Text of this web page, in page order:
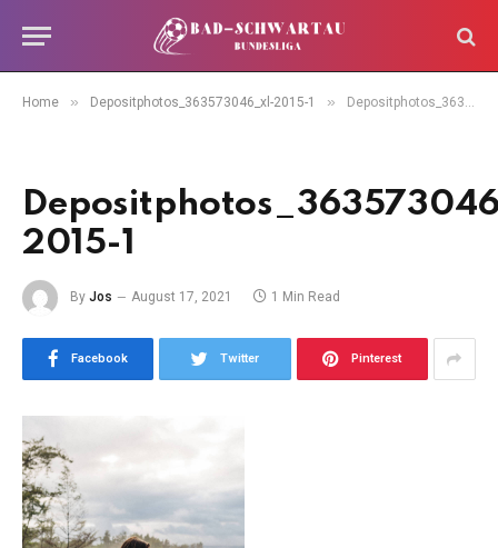
Home » Depositphotos_363573046_xl-2015-1 » Depositphotos_363573046_xl-2015-1
2015-1
By Jos August 17, 2021 1 Min Read
Facebook Twitter Pinterest